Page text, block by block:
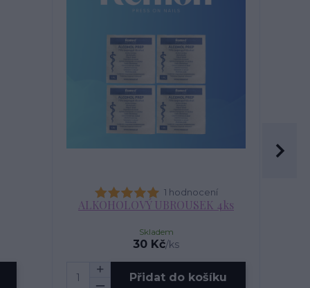
1 hodnocení
ALKOHOLOVÝ UBROUSEK 4ks
30 Kč/ks
Skladem
Přidat do košíku